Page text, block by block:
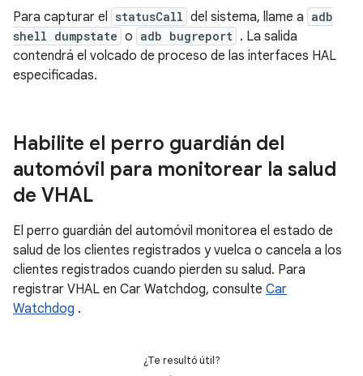
Para capturar el statusCall del sistema, llame a adb
shell dumpstate o adb bugreport . La salida
contendrá el volcado de proceso de las interfaces HAL
especificadas.
Habilite el perro guardián del
automóvil para monitorear la salud
de VHAL
El perro guardián del automóvil monitorea el estado de
salud de los clientes registrados y vuelca o cancela a los
clientes registrados cuando pierden su salud. Para
registrar VHAL en Car Watchdog, consulte Car
Watchdog .
¿Te resultó útil?